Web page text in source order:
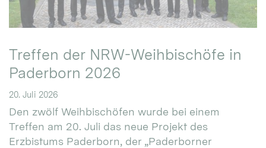
Treffen der NRW-Weihbischöfe in
Paderborn 2026
20. Juli 2026
Den zwölf Weihbischöfen wurde bei einem
Treffen am 20. Juli das neue Projekt des
Erzbistums Paderborn, der „Paderborner